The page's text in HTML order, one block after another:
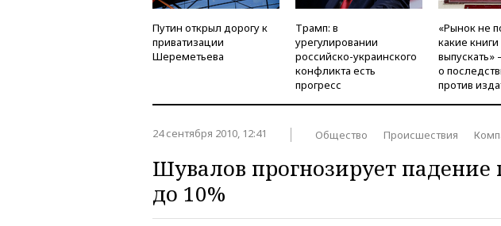
Путин открыл дорогу к
приватизации
Шереметьева
Трамп: в
урегулировании
российско-украинского
конфликта есть
прогресс
«Рынок не
какие
выпускать»
о
против
24 сентября 2010, 12:41 Общество Происшествия
Шувалов прогнозирует падение
до 10%